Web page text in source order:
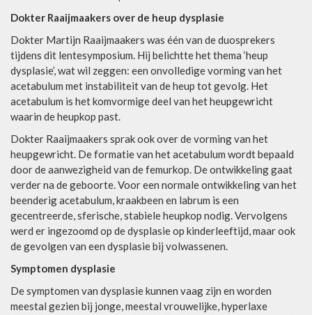
Dokter Raaijmaakers over de heup dysplasie
Dokter Martijn Raaijmaakers was één van de duosprekers
tijdens dit lentesymposium. Hij belichtte het thema ‘heup
dysplasie’, wat wil zeggen: een onvolledige vorming van het
acetabulum met instabiliteit van de heup tot gevolg. Het
acetabulum is het komvormige deel van het heupgewricht
waarin de heupkop past.
Dokter Raaijmaakers sprak ook over de vorming van het
heupgewricht. De formatie van het acetabulum wordt bepaald
door de aanwezigheid van de femurkop. De ontwikkeling gaat
verder na de geboorte. Voor een normale ontwikkeling van het
beenderig acetabulum, kraakbeen en labrum is een
gecentreerde, sferische, stabiele heupkop nodig. Vervolgens
werd er ingezoomd op de dysplasie op kinderleeftijd, maar ook
de gevolgen van een dysplasie bij volwassenen.
Symptomen dysplasie
De symptomen van dysplasie kunnen vaag zijn en worden
meestal gezien bij jonge, meestal vrouwelijke, hyperlaxe